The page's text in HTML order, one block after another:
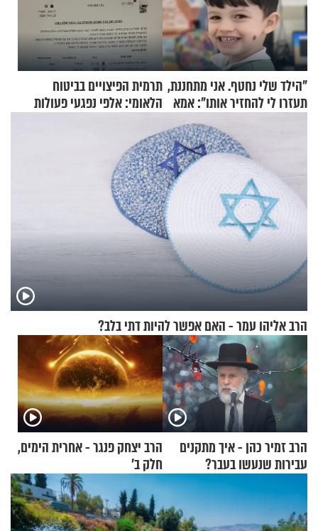
"הילד שלי נחטף. אני מתחננת,
תעזרו לי להחזיר אותו": אמא
תרמית הפיצויים בביטוח
הלאומי: אלפי נפגעי פעולות
הרב אליהו עמר - האם אפשר להיות דתי בלב?
הרב זמיר כהן - איך מתקנים
עבירות שנעשו בעבר?
הרב יצחק פנגר - אחרית הימים,
חלק ב’